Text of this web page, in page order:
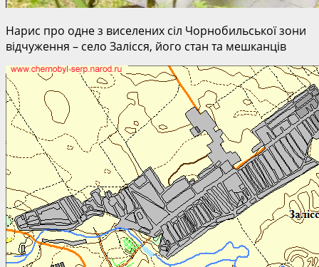
Нарис про одне з виселених сіл Чорнобильської зони
відчуження – село Залісся, його стан та мешканців